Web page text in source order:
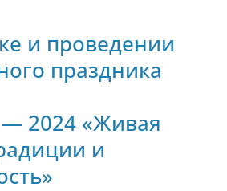
и проведении
праздника
2024 «Живая
и